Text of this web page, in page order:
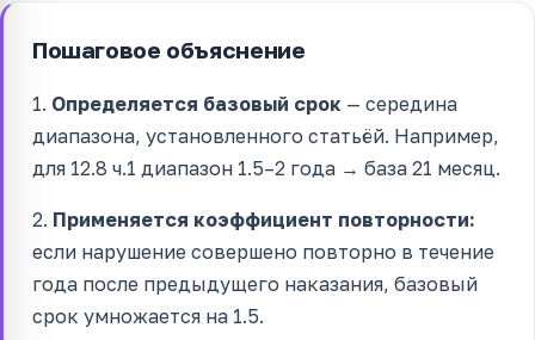
Пошаговое объяснение
1. Определяется базовый срок — середина
диапазона, установленного статьёй. Например,
для 12.8 ч.1 диапазон 1.5–2 года → база 21 месяц.
2. Применяется коэффициент повторности:
если нарушение совершено повторно в течение
года после предыдущего наказания, базовый
срок умножается на 1.5.